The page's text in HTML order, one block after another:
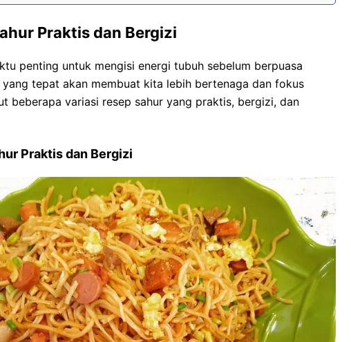
Praktis dan Bergizi
penting untuk mengisi energi tubuh sebelum berpuasa
yang tepat akan membuat kita lebih bertenaga dan fokus
beberapa variasi resep sahur yang praktis, bergizi, dan
Praktis dan Bergizi